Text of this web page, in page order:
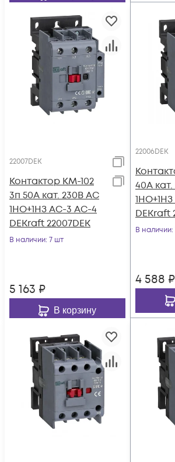
22007DEK
Контактор КМ-102
3п 50А кат. 230В AC
1НО+1НЗ AC-3 AC-4
DEKraft 22007DEK
В наличии: 7 шт
5 163 ₽
В корзину
22006DEK
40А
DEKraft
В наличии:
4 588 ₽